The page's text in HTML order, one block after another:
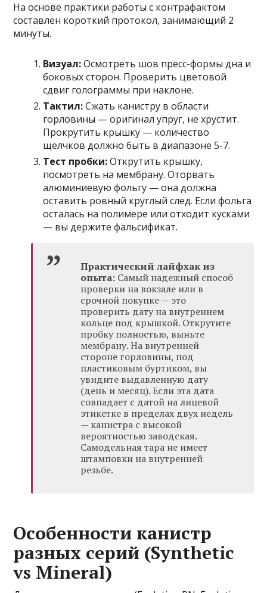
На основе практики работы с контрафактом
составлен короткий протокол, занимающий 2
минуты.
Визуал:Осмотреть шов пресс-формы дна и
боковых сторон. Проверить цветовой
сдвиг голограммы при наклоне.
Тактил:Сжать канистру в области
горловины — оригинал упруг, не хрустит.
Прокрутить крышку — количество
щелчков должно быть в диапазоне 5-7.
Тест пробки:Открутить крышку,
посмотреть на мембрану. Оторвать
алюминиевую фольгу — она должна
оставить ровный круглый след. Если фольга
осталась на полимере или отходит кусками
— вы держите фальсификат.
Практический лайфхак из
опыта: Самый надежный способ
проверки на вокзале или в
срочной покупке — это
проверить дату на внутреннем
кольце под крышкой. Открутите
пробку полностью, выньте
мембрану. На внутренней
стороне горловины, под
пластиковым буртиком, вы
увидите выдавленную дату
(день и месяц). Если эта дата
совпадает с датой на лицевой
этикетке в пределах двух недель
— канистра с высокой
вероятностью заводская.
Самодельная тара не имеет
штамповки на внутренней
резьбе.
Особенности канистр
разных серий (Synthetic
vs Mineral)